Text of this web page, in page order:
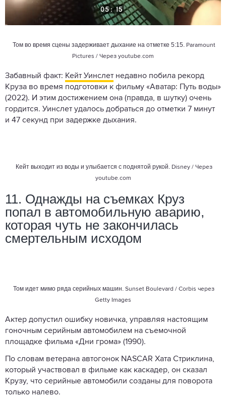
Том во время сцены задерживает дыхание на отметке 5:15. Paramount
Pictures / Через youtube.com
Забавный факт: Кейт Уинслет недавно побила рекорд
Круза во время подготовки к фильму «Аватар: Путь воды»
(2022). И этим достижением она (правда, в шутку) очень
гордится. Уинслет удалось добраться до отметки 7 минут
и 47 секунд при задержке дыхания.
Кейт выходит из воды и улыбается с поднятой рукой. Disney / Через
youtube.com
11. Однажды на съемках Круз
попал в автомобильную аварию,
которая чуть не закончилась
смертельным исходом
Том идет мимо ряда серийных машин. Sunset Boulevard / Corbis через
Getty Images
Актер допустил ошибку новичка, управляя настоящим
гоночным серийным автомобилем на съемочной
площадке фильма «Дни грома» (1990).
По словам ветерана автогонок NASCAR Хата Стриклина,
который участвовал в фильме как каскадер, он сказал
Крузу, что серийные автомобили созданы для поворота
только налево.